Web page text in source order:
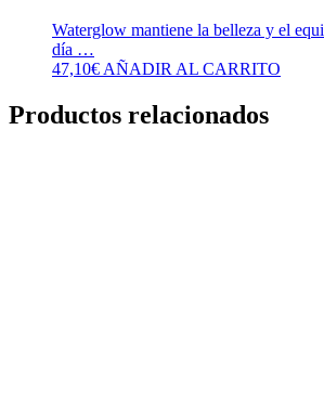
Waterglow mantiene la belleza y el
día …
47,10€ AÑADIR AL CARRITO
Productos relacionados